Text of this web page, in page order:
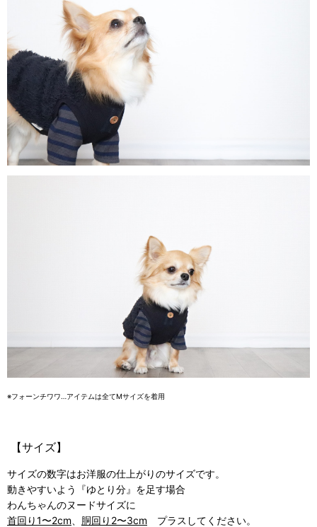
※フォーンチワワ…アイテムは全てMサイズを着用
【サイズ】
サイズの数字はお洋服の仕上がりのサイズです。
動きやすいよう『ゆとり分』を足す場合
わんちゃんのヌードサイズに
首回り1〜2cm
胴回り2〜3cm プラスしてください。